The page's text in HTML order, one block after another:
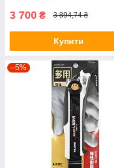
3 700 ₴ 3 894,74 ₴
Купити
–5%